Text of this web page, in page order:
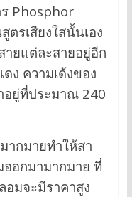
ร Phosphor
ตรเสียงใสนั้นเอง
ยแต่ละสายอยู่อีก
ง ความเด้งของ
อยู่ที่ประมาณ 240
ากมายทำให้สา
อกมามากมาย ที่
มจะมีราคาสูง